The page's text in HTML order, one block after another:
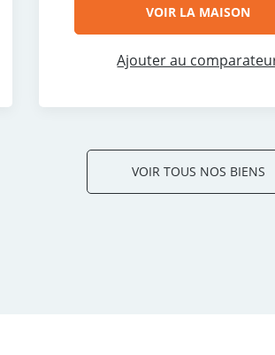
VOIR LA MAISON
Ajouter au
VOIR TOUS NOS BIENS